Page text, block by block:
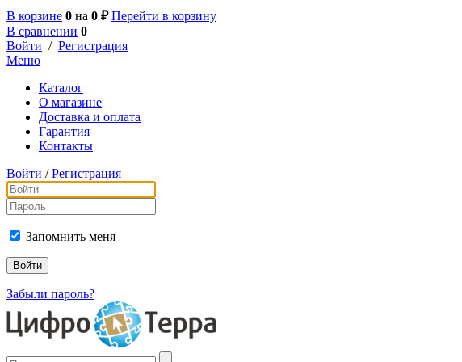
В корзине 0 на 0 ₽ Перейти в корзину
В сравнении 0
Войти / Регистрация
Меню
Каталог
О магазине
Доставка и оплата
Гарантия
Контакты
Войти / Регистрация
Запомнить меня
Забыли пароль?